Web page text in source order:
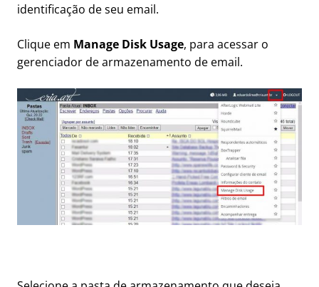
identificação de seu email.
Clique em Manage Disk Usage, para acessar o
gerenciador de armazenamento de email.